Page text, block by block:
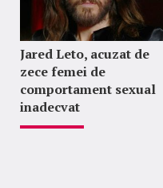
Jared Leto, acuzat de
zece femei de
comportament sexual
inadecvat